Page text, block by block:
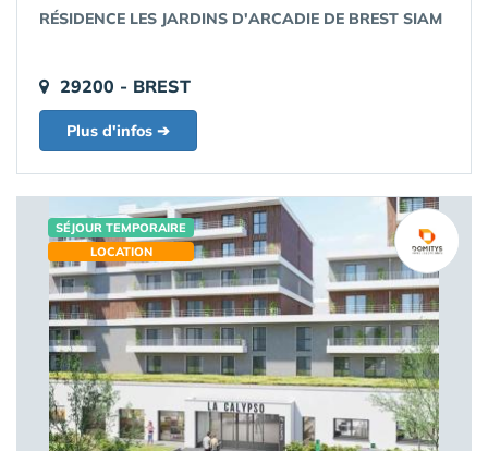
RÉSIDENCE LES JARDINS D'ARCADIE DE BREST SIAM
29200 - BREST
Plus d'infos ➔
SÉJOUR TEMPORAIRE
LOCATION